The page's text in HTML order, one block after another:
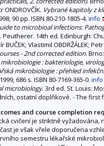
ONDROVČÍK. Vybrané kapitoly z
90 pp. ISBN 80-210-1805-4. info
to microbioal infections:
Peutherer. 14th ed. Edinburgh:
Vlastimil OBDRŽÁLEK;
- 2nd corrected edition.
: bakteriologie,
mikrobiologie : přehled
686 s. ISBN 80-7169-365-0. info
microbiology. 3rd ed. St. Louis:
ostatní doplňkové. - The
and course completion
cvičení je striktně
je však vřele doporučena
semestru lékařské